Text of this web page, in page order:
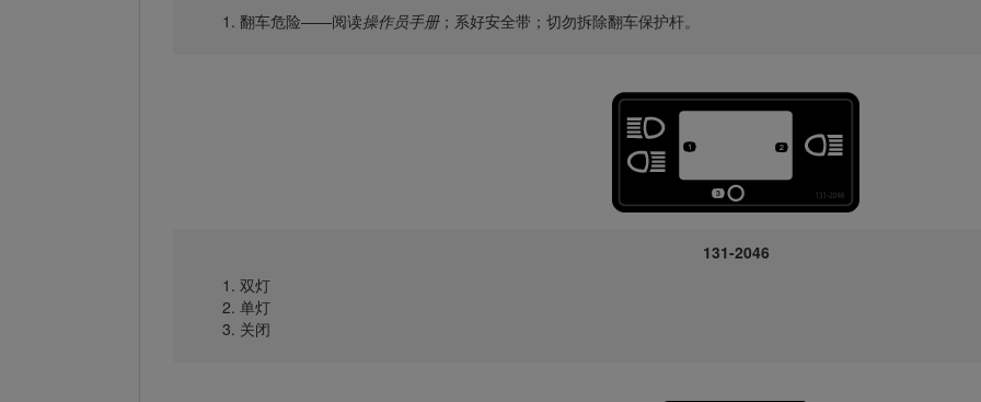
翻车危险——阅读操作员手册；系好安全带；切勿拆除翻车保护杆。
131-2046
双灯
单灯
关闭